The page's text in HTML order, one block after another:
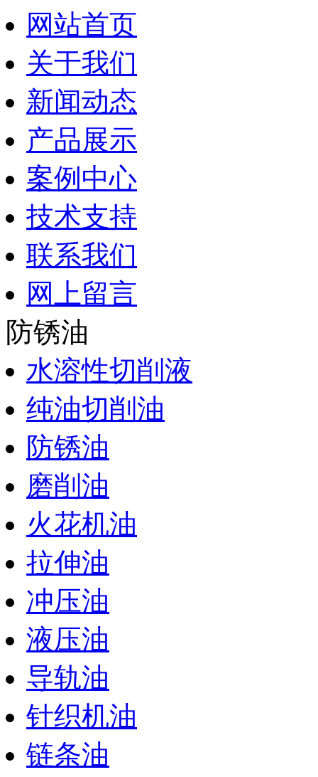
网站首页
关于我们
新闻动态
产品展示
案例中心
技术支持
联系我们
网上留言
防锈油
水溶性切削液
纯油切削油
防锈油
磨削油
火花机油
拉伸油
冲压油
液压油
导轨油
针织机油
链条油